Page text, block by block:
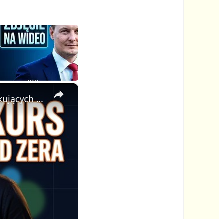
×
🎓 Jak Stworzyć Kurs Online od Zera — Pełny Tutorial dla Początkujących (Rejestracji do Publikacji)